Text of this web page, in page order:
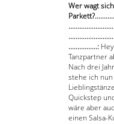
Wer wagt
................:
Tanzpartner
Nach drei
stehe ich
Quickstep
wäre aber
einen Salsa-